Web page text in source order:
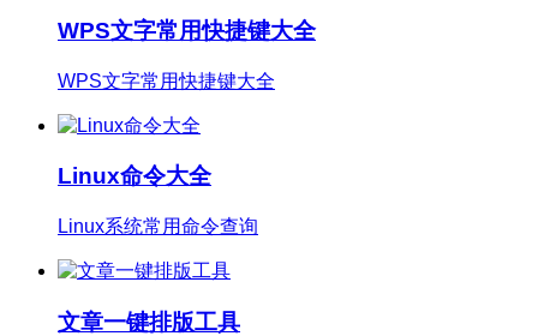
WPS文字常用快捷键大全
WPS文字常用快捷键大全
Linux命令大全
Linux系统常用命令查询
文章一键排版工具